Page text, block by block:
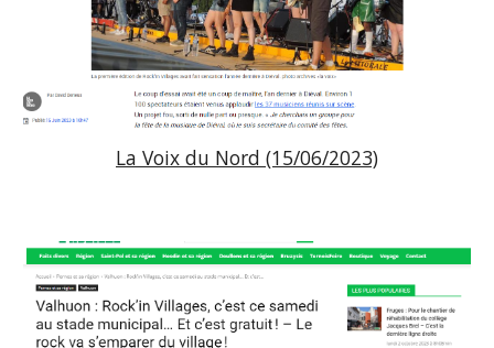
La Voix du Nord (15/06/2023)